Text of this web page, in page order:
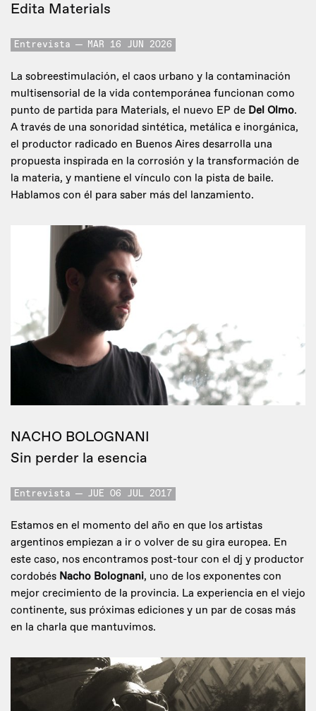
Edita Materials
Entrevista MAR 16 JUN 2026
La sobreestimulación, el caos urbano y la contaminación
multisensorial de la vida contemporánea funcionan como
punto de partida para Materials, el nuevo EP de Del Olmo.
A través de una sonoridad sintética, metálica e inorgánica,
el productor radicado en Buenos Aires desarrolla una
propuesta inspirada en la corrosión y la transformación de
la materia, y mantiene el vínculo con la pista de baile.
Hablamos con él para saber más del lanzamiento.
NACHO BOLOGNANI
Sin perder la esencia
Entrevista JUE 06 JUL 2017
Estamos en el momento del año en que los artistas
argentinos empiezan a ir o volver de su gira europea. En
este caso, nos encontramos post-tour con el dj y productor
cordobés Nacho Bolognani, uno de los exponentes con
mejor crecimiento de la provincia. La experiencia en el viejo
continente, sus próximas ediciones y un par de cosas más
en la charla que mantuvimos.